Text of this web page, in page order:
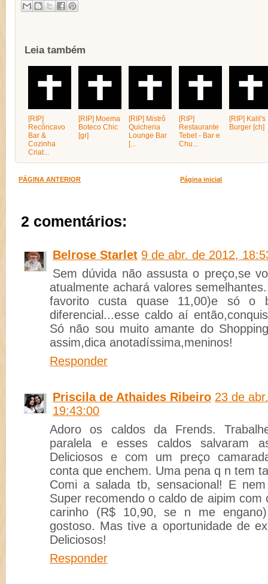
Leia também
[RIP]
Recôncavo
Bar &
Cozinha
Criat...
[RIP] Moema
Boteco Chic
[gr]
[RIP] Mistrô
Quicheria
Lounge Bar
[...
[RIP]
Restaurante
Tebet - Bar e
Chu...
[RIP] Kalil's
Burger [ch]
PÁGINA ANTERIOR Página inicial
2 comentários:
Belrose Starlet 9 de abr. de 2012,
Sem dúvida não assusta o preço,se
atualmente achará valores
favorito custa quase 11,00)e só o
diferencial...esse caldo aí
Só não sou muito amante do
assim,dica anotadíssima,meninos!
Responder
Priscila de Athaides Ribeiro 23 de
19:43:00
Adoro os caldos da Frends.
paralela e esses caldos salvaram
Deliciosos e com um preço
conta que enchem. Uma pena q n tem
Comi a salada tb, sensacional! E
Super recomendo o caldo de aipim com
carinho (R$ 10,90, se n me
gostoso. Mas tive a oportunidade de
Deliciosos!
Responder